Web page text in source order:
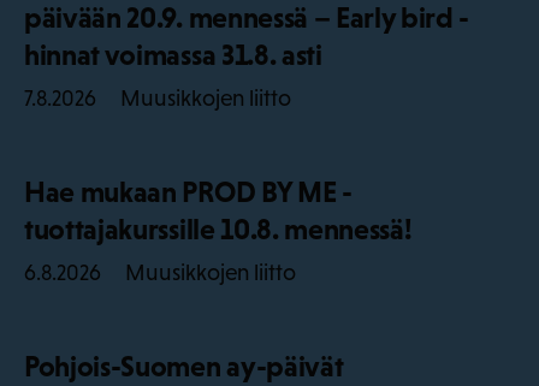
päivään 20.9. mennessä – Early bird -
hinnat voimassa 31.8. asti
7.8.2026 Muusikkojen liitto
Hae mukaan PROD BY ME -
tuottajakurssille 10.8. mennessä!
6.8.2026 Muusikkojen liitto
Pohjois-Suomen ay-päivät